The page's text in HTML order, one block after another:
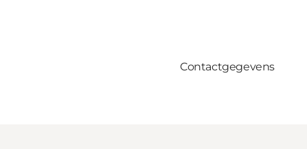
Contactgegevens